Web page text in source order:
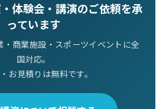
体験会・講演のご依頼を承
っています
・商業施設・スポーツイベントに全
国対応。
お見積りは無料です。